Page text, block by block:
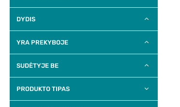
DYDIS
YRA PREKYBOJE
SUDĖTYJE BE
PRODUKTO TIPAS